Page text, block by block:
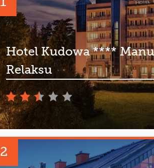
Hotel Kudowa ****
Relaksu
2